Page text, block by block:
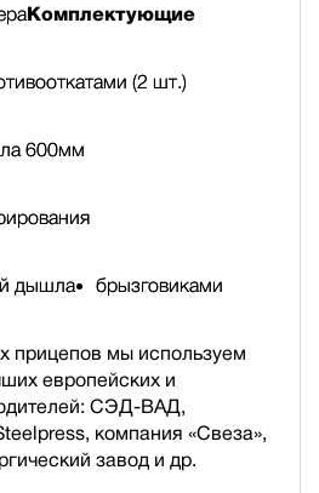
(2 шт.)
600мм
дышла брызговиками
Комплектующие
прицепов мы используем
европейских и
СЭД-ВАД,
компания «Свеза»,
завод и др.